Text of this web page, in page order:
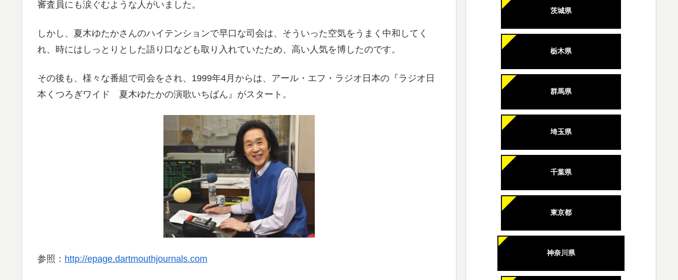
審査員にも涙ぐむような人がいました。
しかし、夏木ゆたかさんのハイテンションで早口な司会は、そういった空気をうまく中和してく
れ、時にはしっとりとした語り口なども取り入れていたため、高い人気を博したのです。
その後も、様々な番組で司会をされ、1999年4月からは、アール・エフ・ラジオ日本の『ラジオ日
本くつろぎワイド 夏木ゆたかの演歌いちばん』がスタート。
参照： http://epage.dartmouthjournals.com
茨城県
栃木県
群馬県
埼玉県
千葉県
東京都
神奈川県